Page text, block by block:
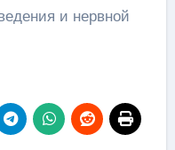
и нервной